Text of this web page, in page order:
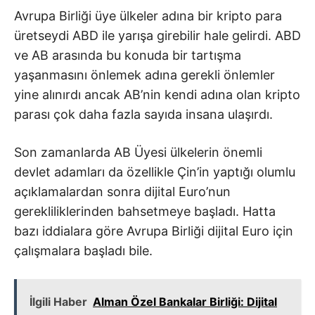
Avrupa Birliği üye ülkeler adına bir kripto para
üretseydi ABD ile yarışa girebilir hale gelirdi. ABD
ve AB arasında bu konuda bir tartışma
yaşanmasını önlemek adına gerekli önlemler
yine alınırdı ancak AB’nin kendi adına olan kripto
parası çok daha fazla sayıda insana ulaşırdı.
Son zamanlarda AB Üyesi ülkelerin önemli
devlet adamları da özellikle Çin’in yaptığı olumlu
açıklamalardan sonra dijital Euro’nun
gerekliliklerinden bahsetmeye başladı. Hatta
bazı iddialara göre Avrupa Birliği dijital Euro için
çalışmalara başladı bile.
İlgili Haber Alman Özel Bankalar Birliği: Dijital